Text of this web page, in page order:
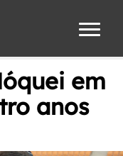
em
anos